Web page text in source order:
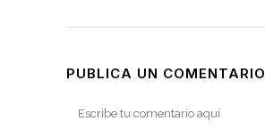
PUBLICA UN COMENTARIO